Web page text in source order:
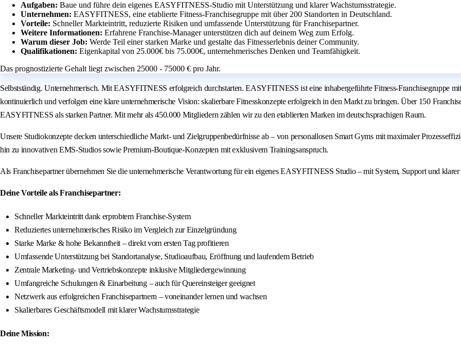
Aufgaben: Baue und führe dein eigenes EASYFITNESS-Studio mit Unterstützung und klarer Wachstumsstrategie.
Unternehmen: EASYFITNESS, eine etablierte Fitness-Franchisegruppe mit über 200 Standorten in Deutschland.
Vorteile: Schneller Markteintritt, reduzierte Risiken und umfassende Unterstützung für Franchisepartner.
Weitere Informationen: Erfahrene Franchise-Manager unterstützen dich auf deinem Weg zum Erfolg.
Warum dieser Job: Werde Teil einer starken Marke und gestalte das Fitnesserlebnis deiner Community.
Qualifikationen: Eigenkapital von 25.000€ bis 75.000€, unternehmerisches Denken und Teamfähigkeit.
Das prognostizierte Gehalt liegt zwischen 25000 - 75000 € pro Jahr.
Selbstständig. Unternehmerisch. Mit EASYFITNESS erfolgreich durchstarten. EASYFITNESS ist eine inhabergeführte Fitness-Franchisegruppe
kontinuierlich und verfolgen eine klare unternehmerische Vision: skalierbare Fitnesskonzepte erfolgreich in den Markt zu bringen. Über 150
EASYFITNESS als starken Partner. Mit mehr als 450.000 Mitgliedern zählen wir zu den etablierten Marken im deutschsprachigen Raum.
Unsere Studiokonzepte decken unterschiedliche Markt- und Zielgruppenbedürfnisse ab – von personallosen Smart Gyms mit maximaler
hin zu innovativen EMS-Studios sowie Premium-Boutique-Konzepten mit exklusivem Trainingsanspruch.
Als Franchisepartner übernehmen Sie die unternehmerische Verantwortung für ein eigenes EASYFITNESS Studio – mit System, Support und
Deine Vorteile als Franchisepartner:
Schneller Markteintritt dank erprobtem Franchise-System
Reduziertes unternehmerisches Risiko im Vergleich zur Einzelgründung
Starke Marke & hohe Bekanntheit – direkt vom ersten Tag profitieren
Umfassende Unterstützung bei Standortanalyse, Studioaufbau, Eröffnung und laufendem Betrieb
Zentrale Marketing- und Vertriebskonzepte inklusive Mitgliedergewinnung
Umfangreiche Schulungen & Einarbeitung – auch für Quereinsteiger geeignet
Netzwerk aus erfolgreichen Franchisepartnern – voneinander lernen und wachsen
Skalierbares Geschäftsmodell mit klarer Wachstumsstrategie
Deine Mission: